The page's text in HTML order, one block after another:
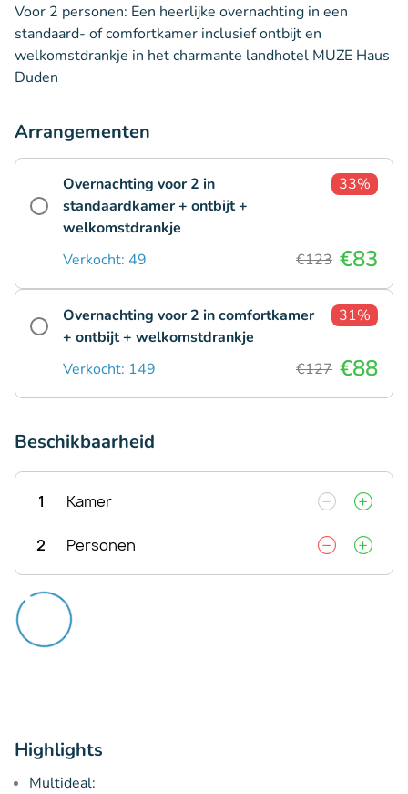
Voor 2 personen: Een heerlijke overnachting in een
standaard- of comfortkamer inclusief ontbijt en
welkomstdrankje in het charmante landhotel MUZE Haus
Duden
Arrangementen
Overnachting voor 2 in
standaardkamer + ontbijt +
welkomstdrankje
33%
Verkocht: 49 €123 €83
Overnachting voor 2 in comfortkamer
+ ontbijt + welkomstdrankje
31%
Verkocht: 149 €127 €88
Beschikbaarheid
1 Kamer
2 Personen
Highlights
Multideal: